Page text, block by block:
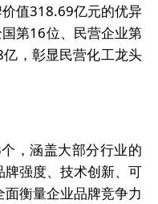
值318.69亿元的优异
第16位、民营企业第
，彰显民营化工龙头
，涵盖大部分行业的
强度、技术创新、可
衡量企业品牌竞争力